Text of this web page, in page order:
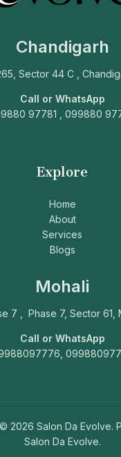
Chandigarh
Sector 44 C ,
Call or WhatsApp
97781 , 099880
Explore
Home
About
Services
Blogs
Mohali
7 , Phase 7, Sector 61,
Call or WhatsApp
2026 Salon Da Evolve.
Salon Da Evolve.